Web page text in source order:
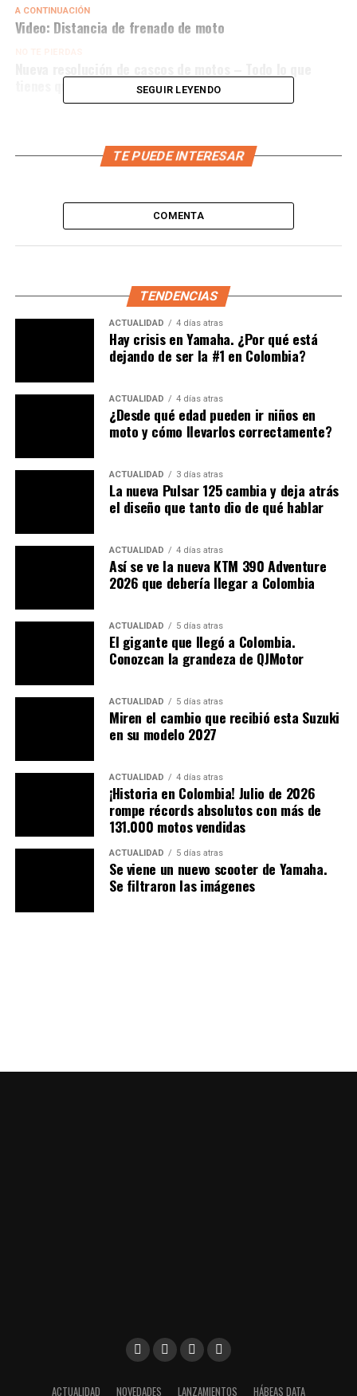
A CONTINUACIÓN
Video: Distancia de frenado de moto
tienes que saber
SEGUIR LEYENDO
TE PUEDE INTERESAR
COMENTA
TENDENCIAS
ACTUALIDAD 4 días atras
Hay crisis en Yamaha. ¿Por qué está
dejando de ser la #1 en Colombia?
ACTUALIDAD 4 días atras
¿Desde qué edad pueden ir niños en
moto y cómo llevarlos correctamente?
ACTUALIDAD 3 días atras
La nueva Pulsar 125 cambia y deja atrás
el diseño que tanto dio de qué hablar
ACTUALIDAD 4 días atras
Así se ve la nueva KTM 390 Adventure
2026 que debería llegar a Colombia
ACTUALIDAD 5 días atras
El gigante que llegó a Colombia.
Conozcan la grandeza de QJMotor
ACTUALIDAD 5 días atras
Miren el cambio que recibió esta Suzuki
en su modelo 2027
ACTUALIDAD 4 días atras
¡Historia en Colombia! Julio de 2026
rompe récords absolutos con más de
131.000 motos vendidas
ACTUALIDAD 5 días atras
Se viene un nuevo scooter de Yamaha.
Se filtraron las imágenes
ACTUALIDAD NOVEDADES LANZAMIENTOS HÁBEAS DATA